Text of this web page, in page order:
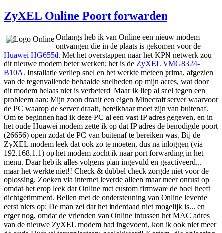
ZyXEL Online Poort forwarden
Onlangs heb ik van Online een nieuw modem
ontvangen die in de plaats is gekomen voor de
Huawei HG655d. Met het overstappen naar het KPN netwerk zou
dit nieuwe modem beter werken; het is de ZyXEL VMG8324-
B10A. Installatie verliep snel en het werkte meteen prima, afgezien
van de tegenvallende behaalde snelheden op mijn adres, wat door
dit modem helaas niet is verbeterd. Maar ik liep al snel tegen een
probleem aan: Mijn zoon draait een eigen Minecraft server waarvoor
de PC waarop de server draait, bereikbaar moet zijn van buitenaf.
Om te beginnen had ik deze PC al een vast IP adres gegeven, en in
het oude Huawei modem zette ik op dat IP adres de benodigde poort
(26656) open zodat de PC van buitenaf te bereiken was. Bij de
ZyXEL modem leek dat ook zo te moeten, dus na inloggen (via
192.168.1.1) op het modem zocht ik naar port forwarding in het
menu. Daar heb ik alles volgens plan ingevuld en geactiveerd...
maar het werkte niet!! Check & dubbel check zorgde niet voor de
oplossing. Zoeken via internet leverde alleen maar meer onrust op
omdat het erop leek dat Online met custom firmware de boel heeft
dichtgetimmerd. Bellen met de ondersteuning van Online leverde
eerst niets op: De man zei dat het inderdaad niet mogelijk is... en
erger nog, omdat de vrienden van Online intussen het MAC adres
van de nieuwe ZyXEL modem had ingevoerd, kon ik ook niet meer